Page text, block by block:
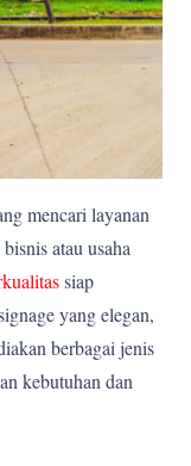
mencari layanan
atau usaha
siap
yang elegan,
berbagai jenis
kebutuhan dan